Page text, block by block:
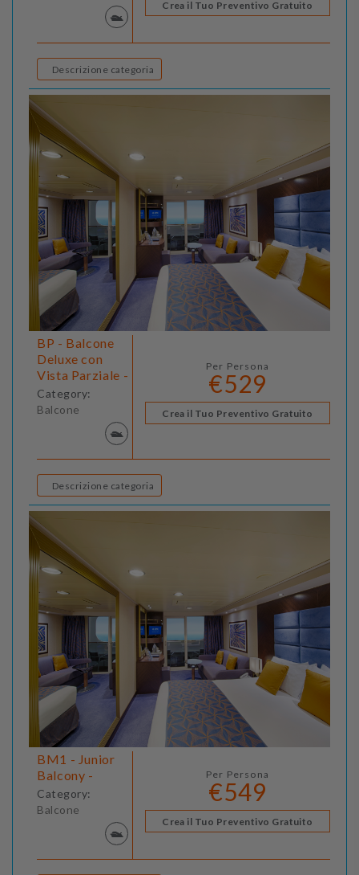
Crea il Tuo Preventivo Gratuito
Descrizione categoria
BP - Balcone
Deluxe con
Vista Parziale -
Category:
Balcone
Per Persona
€529
Crea il Tuo Preventivo Gratuito
Descrizione categoria
BM1 - Junior
Balcony -
Category:
Balcone
Per Persona
€549
Crea il Tuo Preventivo Gratuito